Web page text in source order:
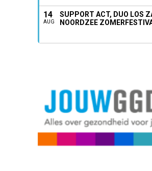
14
AUG
SUPPORT ACT, DUO LOS
NOORDZEE